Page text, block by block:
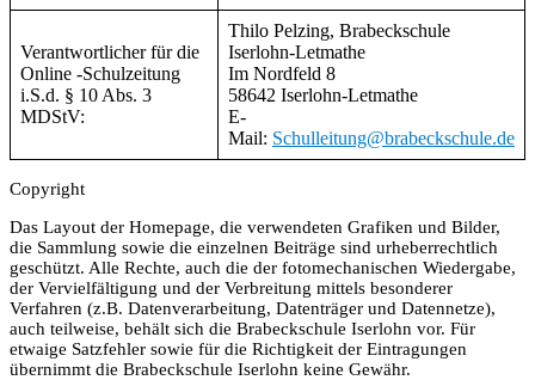
Verantwortlicher für die
Online -Schulzeitung
i.S.d. § 10 Abs. 3
MDStV:
Thilo Pelzing, Brabeckschule
Iserlohn-Letmathe
Im Nordfeld 8
58642 Iserlohn-Letmathe
E-
Mail: Schulleitung@brabeckschule.de
Copyright
Das Layout der Homepage, die verwendeten Grafiken und Bilder,
die Sammlung sowie die einzelnen Beiträge sind urheberrechtlich
geschützt. Alle Rechte, auch die der fotomechanischen Wiedergabe,
der Vervielfältigung und der Verbreitung mittels besonderer
Verfahren (z.B. Datenverarbeitung, Datenträger und Datennetze),
auch teilweise, behält sich die Brabeckschule Iserlohn vor. Für
etwaige Satzfehler sowie für die Richtigkeit der Eintragungen
übernimmt die Brabeckschule Iserlohn keine Gewähr.